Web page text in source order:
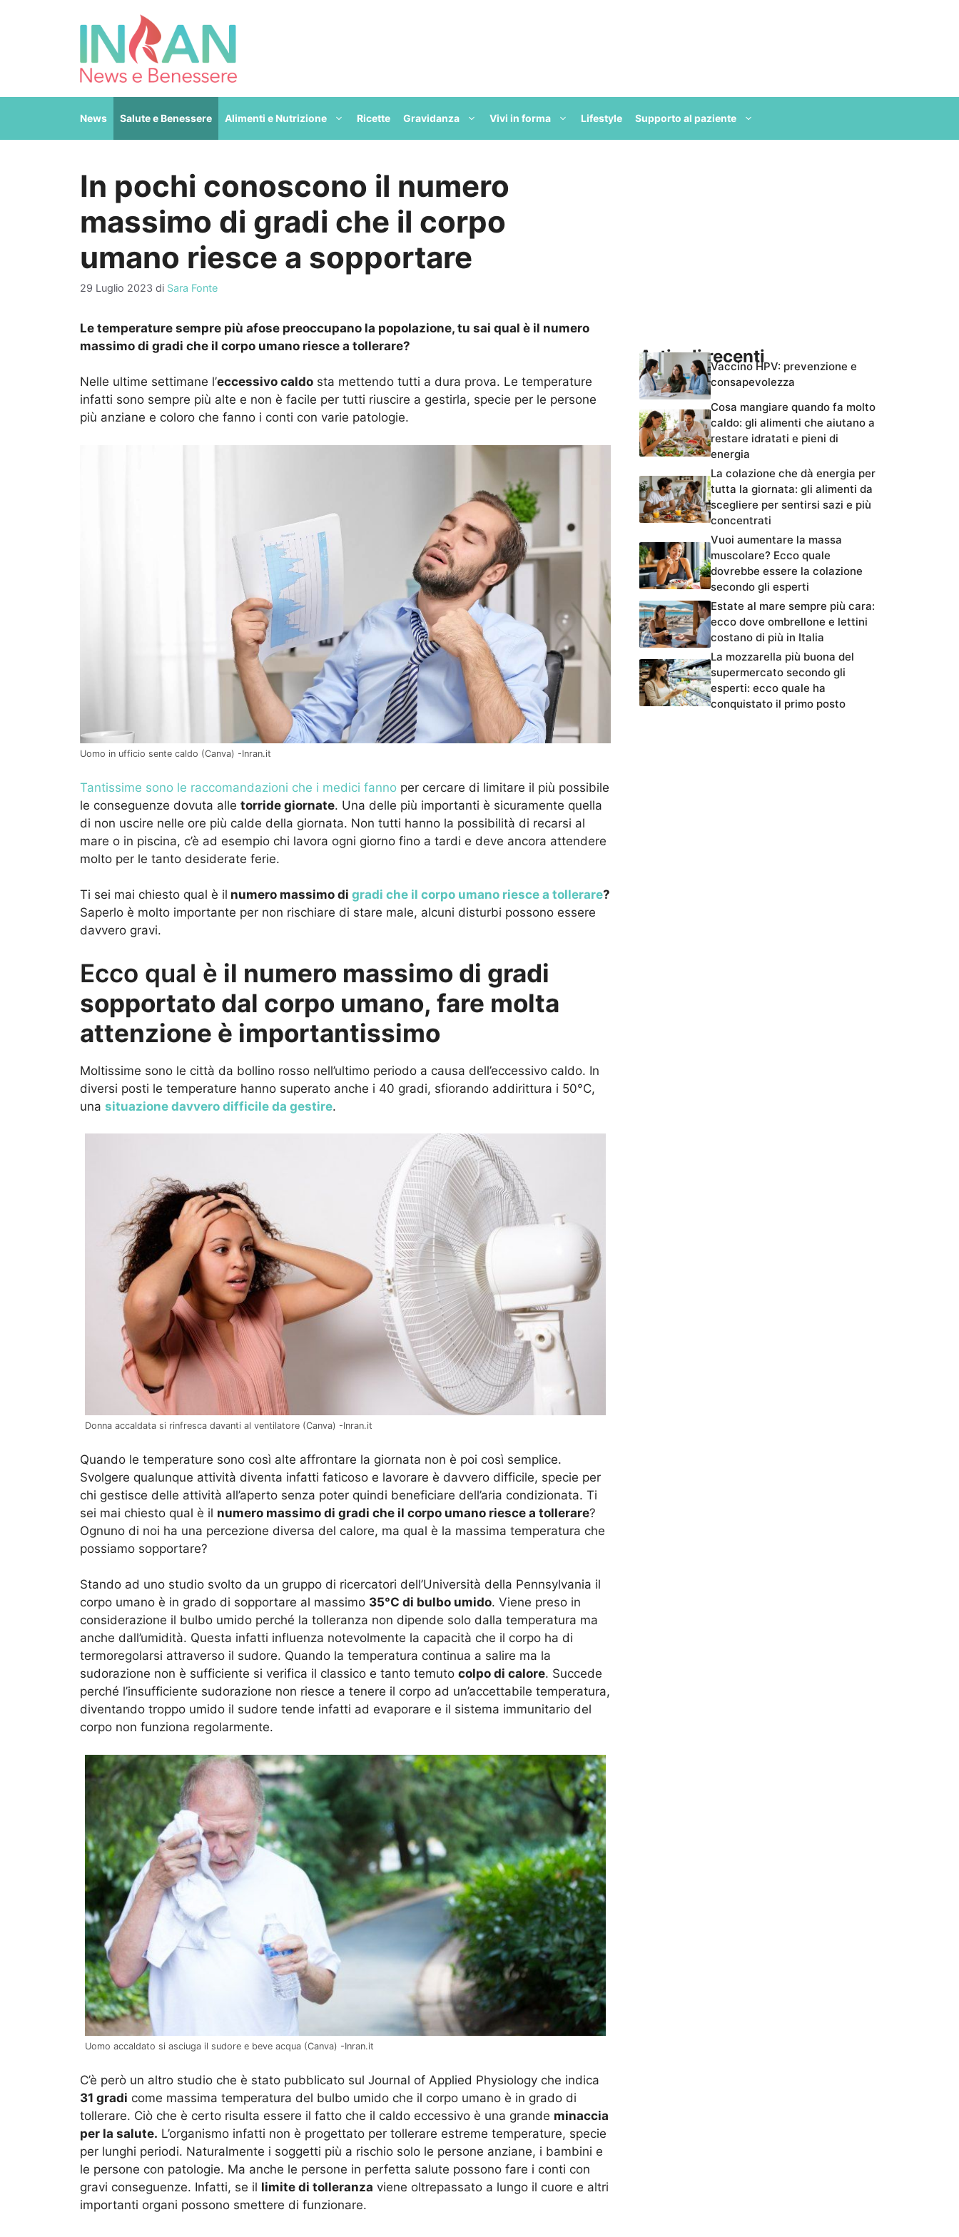
News Salute e Benessere Alimenti e Nutrizione Ricette Gravidanza Vivi in forma Lifestyle Supporto al paziente
In pochi conoscono il numero
massimo di gradi che il corpo
umano riesce a sopportare
29 Luglio 2023 di Sara Fonte
Le temperature sempre più afose preoccupano la popolazione, tu sai qual è il numero
massimo di gradi che il corpo umano riesce a tollerare?
Nelle ultime settimane l’eccessivo caldo sta mettendo tutti a dura prova. Le temperature
infatti sono sempre più alte e non è facile per tutti riuscire a gestirla, specie per le persone
più anziane e coloro che fanno i conti con varie patologie.
Uomo in ufficio sente caldo (Canva) -Inran.it
Tantissime sono le raccomandazioni che i medici fanno per cercare di limitare il più possibile
le conseguenze dovuta alle torride giornate. Una delle più importanti è sicuramente quella
di non uscire nelle ore più calde della giornata. Non tutti hanno la possibilità di recarsi al
mare o in piscina, c’è ad esempio chi lavora ogni giorno fino a tardi e deve ancora attendere
molto per le tanto desiderate ferie.
Ti sei mai chiesto qual è il numero massimo di gradi che il corpo umano riesce a tollerare?
Saperlo è molto importante per non rischiare di stare male, alcuni disturbi possono essere
davvero gravi.
Ecco qual è il numero massimo di gradi
sopportato dal corpo umano, fare molta
attenzione è importantissimo
Moltissime sono le città da bollino rosso nell’ultimo periodo a causa dell’eccessivo caldo. In
diversi posti le temperature hanno superato anche i 40 gradi, sfiorando addirittura i 50°C,
una situazione davvero difficile da gestire.
Donna accaldata si rinfresca davanti al ventilatore (Canva) -Inran.it
Quando le temperature sono così alte affrontare la giornata non è poi così semplice.
Svolgere qualunque attività diventa infatti faticoso e lavorare è davvero difficile, specie per
chi gestisce delle attività all’aperto senza poter quindi beneficiare dell’aria condizionata. Ti
sei mai chiesto qual è il numero massimo di gradi che il corpo umano riesce a tollerare?
Ognuno di noi ha una percezione diversa del calore, ma qual è la massima temperatura che
possiamo sopportare?
Stando ad uno studio svolto da un gruppo di ricercatori dell’Università della Pennsylvania il
corpo umano è in grado di sopportare al massimo 35°C di bulbo umido. Viene preso in
considerazione il bulbo umido perché la tolleranza non dipende solo dalla temperatura ma
anche dall’umidità. Questa infatti influenza notevolmente la capacità che il corpo ha di
termoregolarsi attraverso il sudore. Quando la temperatura continua a salire ma la
sudorazione non è sufficiente si verifica il classico e tanto temuto colpo di calore. Succede
perché l’insufficiente sudorazione non riesce a tenere il corpo ad un’accettabile temperatura,
diventando troppo umido il sudore tende infatti ad evaporare e il sistema immunitario del
corpo non funziona regolarmente.
Uomo accaldato si asciuga il sudore e beve acqua (Canva) -Inran.it
C’è però un altro studio che è stato pubblicato sul Journal of Applied Physiology che indica
31 gradi come massima temperatura del bulbo umido che il corpo umano è in grado di
tollerare. Ciò che è certo risulta essere il fatto che il caldo eccessivo è una grande minaccia
per la salute. L’organismo infatti non è progettato per tollerare estreme temperature, specie
per lunghi periodi. Naturalmente i soggetti più a rischio solo le persone anziane, i bambini e
le persone con patologie. Ma anche le persone in perfetta salute possono fare i conti con
gravi conseguenze. Infatti, se il limite di tolleranza viene oltrepassato a lungo il cuore e altri
importanti organi possono smettere di funzionare.
Articoli recentiVaccino HPV: prevenzione e
consapevolezza
Cosa mangiare quando fa molto
caldo: gli alimenti che aiutano a
restare idratati e pieni di
energia
La colazione che dà energia per
tutta la giornata: gli alimenti da
scegliere per sentirsi sazi e più
concentrati
Vuoi aumentare la massa
muscolare? Ecco quale
dovrebbe essere la colazione
secondo gli esperti
Estate al mare sempre più cara:
ecco dove ombrellone e lettini
costano di più in Italia
La mozzarella più buona del
supermercato secondo gli
esperti: ecco quale ha
conquistato il primo posto